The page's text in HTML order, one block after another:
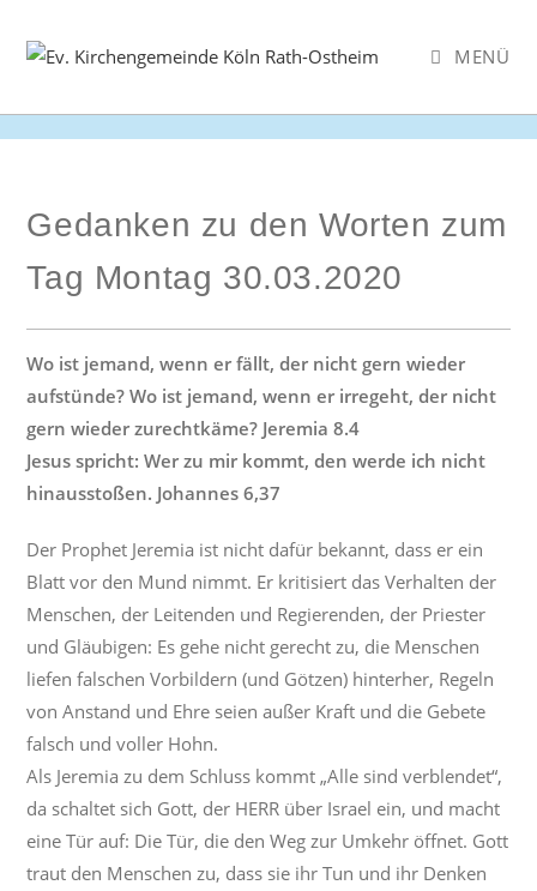
Inhalt
MENÜ
Gedanken zu den Worten zum
Tag Montag 30.03.2020
Wo ist jemand, wenn er fällt, der nicht gern wieder
aufstünde? Wo ist jemand, wenn er irregeht, der nicht
gern wieder zurechtkäme? Jeremia 8.4
Jesus spricht: Wer zu mir kommt, den werde ich nicht
hinausstoßen. Johannes 6,37
Der Prophet Jeremia ist nicht dafür bekannt, dass er ein
Blatt vor den Mund nimmt. Er kritisiert das Verhalten der
Menschen, der Leitenden und Regierenden, der Priester
und Gläubigen: Es gehe nicht gerecht zu, die Menschen
liefen falschen Vorbildern (und Götzen) hinterher, Regeln
von Anstand und Ehre seien außer Kraft und die Gebete
falsch und voller Hohn.
Als Jeremia zu dem Schluss kommt „Alle sind verblendet“,
da schaltet sich Gott, der HERR über Israel ein, und macht
eine Tür auf: Die Tür, die den Weg zur Umkehr öffnet. Gott
traut den Menschen zu, dass sie ihr Tun und ihr Denken